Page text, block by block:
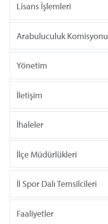
Lisans İşlemleri
Arabuluculuk Komisyonu
Yönetim
İletişim
İhaleler
İlçe Müdürlükleri
İl Spor Dalı Temsilcileri
Faaliyetler